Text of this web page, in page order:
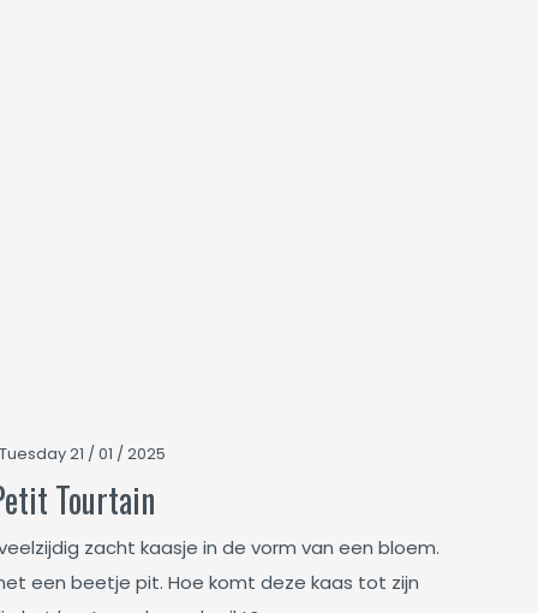
21 / 01 / 2025
Tourtain
zacht kaasje in de vorm van een bloem.
een beetje pit. Hoe komt deze kaas tot zijn